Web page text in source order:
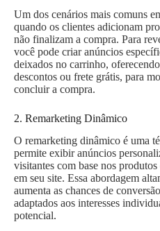
Um dos cenários mais comuns
quando os clientes adicionam
não finalizam a compra. Para
você pode criar anúncios
deixados no carrinho,
descontos ou frete grátis, para
concluir a compra.
2. Remarketing Dinâmico
O remarketing dinâmico é uma
permite exibir anúncios
visitantes com base nos
em seu site. Essa abordagem
aumenta as chances de
adaptados aos interesses
potencial.